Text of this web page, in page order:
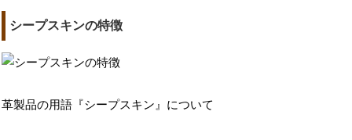
シープスキンの特徴
革製品の用語『シープスキン』について